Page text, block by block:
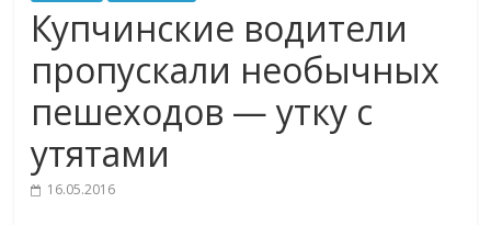
Купчинские водители
пропускали необычных
пешеходов — утку с
утятами
16.05.2016